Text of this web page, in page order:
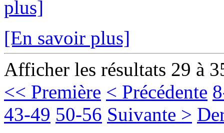
plus]
[En savoir plus]
Afficher les résultats 29 à
<< Première < Précédente
43-49 50-56 Suivante >